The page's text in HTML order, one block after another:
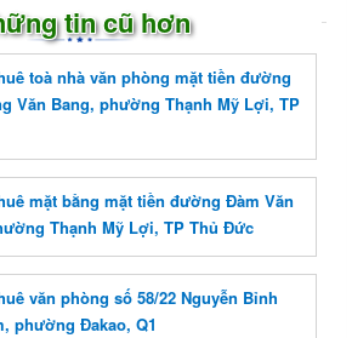
tin cũ hơn
toà nhà văn phòng mặt tiền đường
Văn Bang, phường Thạnh Mỹ Lợi, TP
mặt bằng mặt tiền đường Đàm Văn
Thạnh Mỹ Lợi, TP Thủ Đức
văn phòng số 58/22 Nguyễn Bỉnh
phường Đakao, Q1